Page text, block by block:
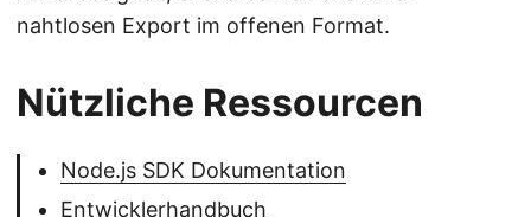
nahtlosen Export im offenen Format.
Nützliche Ressourcen
Node.js SDK Dokumentation
Entwicklerhandbuch